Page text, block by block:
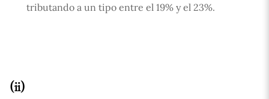
tributando a un tipo entre el 19% y el 23%.
(ii)